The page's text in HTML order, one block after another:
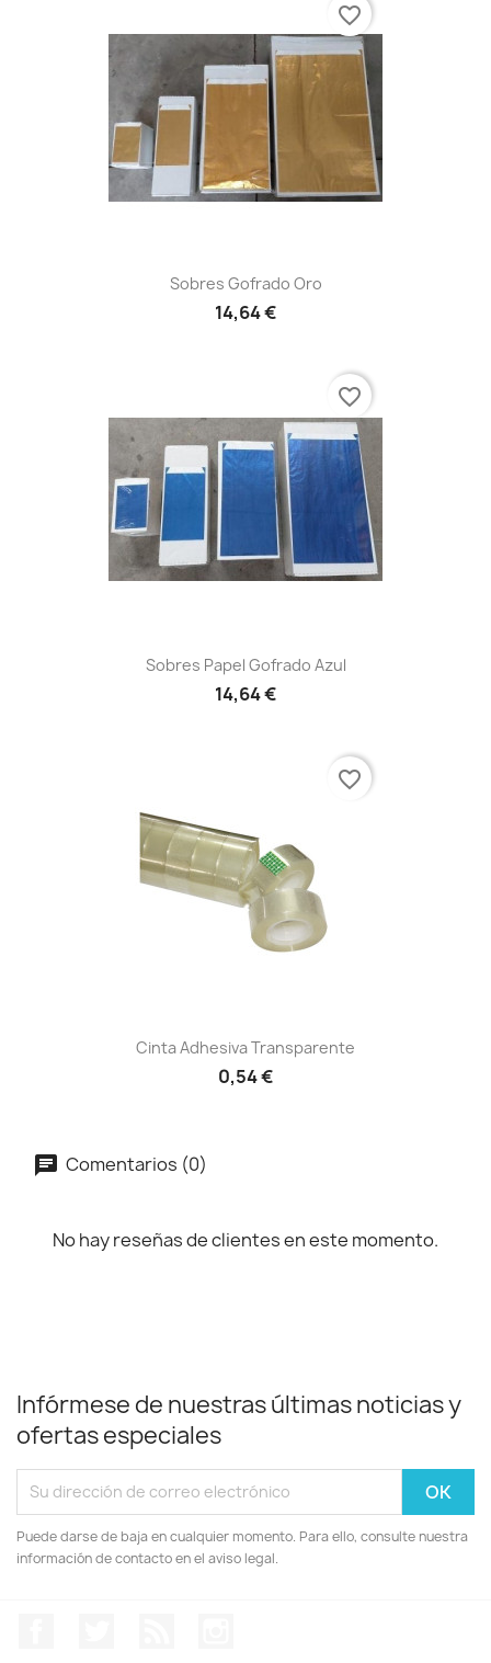
Sobres Gofrado Oro
14,64 €
favorite_border
Sobres Papel Gofrado Azul
14,64 €
favorite_border
Cinta Adhesiva Transparente
0,54 €
favorite_border
Comentarios (0)
No hay reseñas de clientes en este momento.
Infórmese de nuestras últimas noticias y
ofertas especiales
Puede darse de baja en cualquier momento. Para ello, consulte nuestra
información de contacto en el aviso legal.